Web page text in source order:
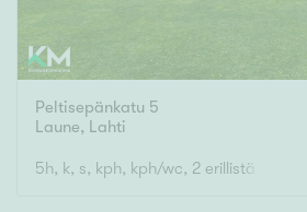
Arvokohteet
Vain arvokohteet
Peltisepänkatu 5
Laune, Lahti
5h, k, s, kph, kph/wc, 2 erillistä